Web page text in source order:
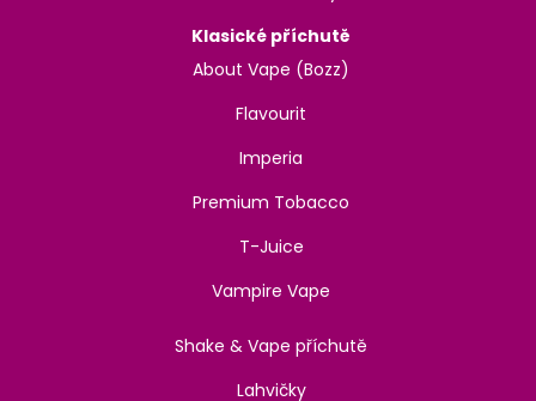
Klasické příchutě
About Vape (Bozz)
Flavourit
Imperia
Premium Tobacco
T-Juice
Vampire Vape
Shake & Vape příchutě
Lahvičky